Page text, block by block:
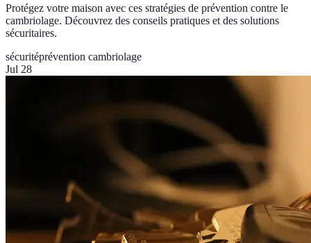
Protégez votre maison avec ces stratégies de prévention contre le
cambriolage. Découvrez des conseils pratiques et des solutions
sécuritaires.
sécuritéprévention cambriolage
Jul 28